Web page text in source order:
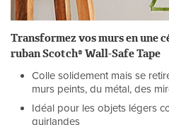
Transformez vos murs en une
ruban Scotch® Wall-Safe Tape
Colle solidement mais se
murs peints, du métal, des
Idéal pour les objets légers
guirlandes